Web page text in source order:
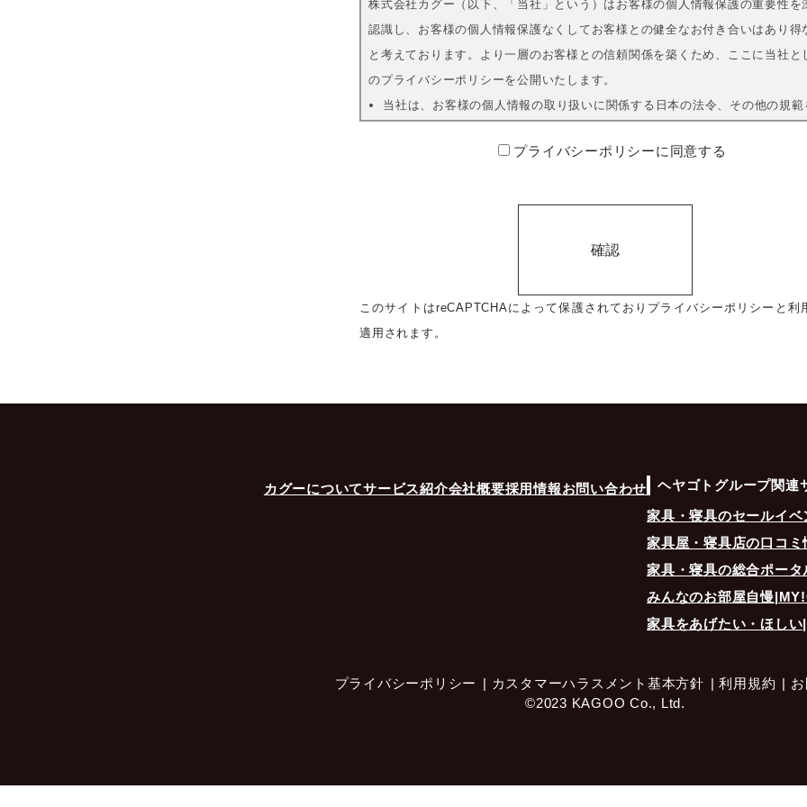
株式会社カグー（以下、「当社」という）はお客様の個人情報保護の重要性を
認識し、お客様の個人情報保護なくしてお客様との健全なお付き合いはあり得
と考えております。より一層のお客様との信頼関係を築くため、ここに当社と
のプライバシーポリシーを公開いたします。
当社は、お客様の個人情報の取り扱いに関係する日本の法令、その他の規範
当社は、お客様の個人情報について、適切な安全措置を講ずることにより、
当社は、個人情報の取り扱いに関して、定期的に監査を行い、常に継続的改
当社がお客様に商品、サービス等をご提供するにあたり、お客様から直接、書
（申込書）または当社およびグループ会社のホームページにご登録いただいた
住所・氏名・生年月日・電話番号、メールアドレス及びお客様の事前同意を
当社では、お客様とのご商談、お取引、または営業上のお問合せ時に当社が取
たお客様の個人情報を法令に定める場合、又はご本人の同意を得た場合を除き
商品開発あるいは顧客満足度向上策検討のため、アンケート調査を実施する
苦情を含むご意見の収集と傾向分析
法律に定められた個人情報の開示、訂正、追加若しくは削除への対応
供する項目：住所・氏名・生年月日・電話番号、及びお客様の事前同意を得て
プライバシーポリシーに同意する
このサイトはreCAPTCHAによって保護されており プライバシーポリシー と 利
適用されます。
カグーについてサービス紹介会社概要採用情報お問い合わせ
ヘヤゴトグループ関連
家具・寝具のセールイ
家具屋・寝具店の口コ
家具・寝具の総合ポー
みんなのお部屋自慢
家具をあげたい・ほし
プライバシーポリシー カスタマーハラスメント基本方針 利用規約
©2023 KAGOO Co., Ltd.